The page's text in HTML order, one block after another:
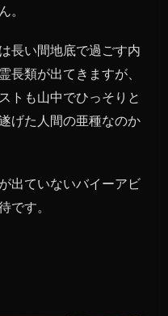
。
長い間地底で過ごす内
長類が出てきますが、
トも山中でひっそりと
げた人間の亜種なのか
出ていないバイーアビ
です。